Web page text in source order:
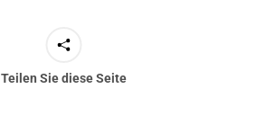
Teilen Sie diese Seite